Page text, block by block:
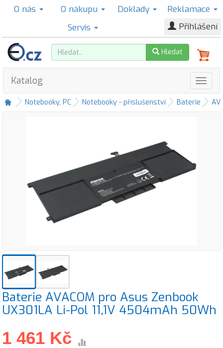
O nás O nákupu Doklady
Reklamace
Servis
Přihlášení
Hledat
Katalog
Notebooky, PC Notebooky - příslušenství Baterie
Baterie AVACOM pro Asus Zenbook
UX301LA Li-Pol 11,1V 4504mAh 50Wh
1 461 Kč